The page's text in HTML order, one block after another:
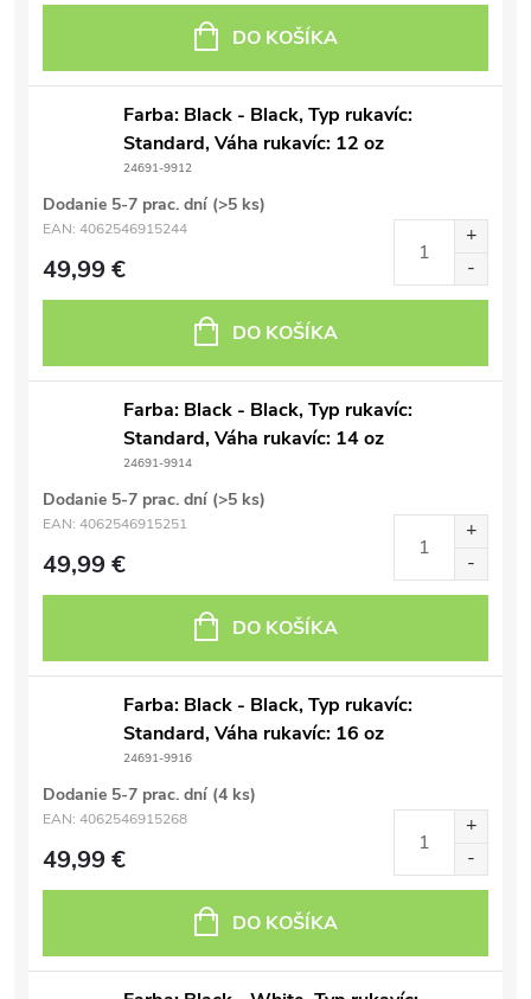
DO KOŠÍKA
Farba: Black - Black, Typ rukavíc:
Standard, Váha rukavíc: 12 oz
24691-9912
Dodanie 5-7 prac. dní (>5 ks)
EAN: 4062546915244
49,99 €
DO KOŠÍKA
Farba: Black - Black, Typ rukavíc:
Standard, Váha rukavíc: 14 oz
24691-9914
Dodanie 5-7 prac. dní (>5 ks)
EAN: 4062546915251
49,99 €
DO KOŠÍKA
Farba: Black - Black, Typ rukavíc:
Standard, Váha rukavíc: 16 oz
24691-9916
Dodanie 5-7 prac. dní (4 ks)
EAN: 4062546915268
49,99 €
DO KOŠÍKA